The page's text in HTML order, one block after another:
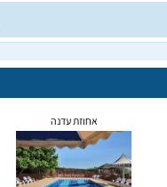
אחוזת עדנה